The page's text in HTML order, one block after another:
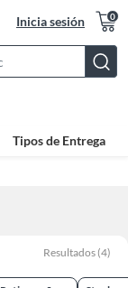
Inicia sesión 0
Bar
Tipos de Entrega
Resultados (4)